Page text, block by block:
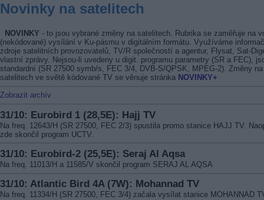
Novinky na satelitech
NOVINKY - to jsou vybrané změny na satelitech. Rubrika se zaměřuje na
(nekódované) vysílání v Ku-pásmu v digitálním formátu. Využíváme
zdroje satelitních provozovatelů, TV/R společností a agentur, Flysat, Sat-
vlastní zprávy. Nejsou-li uvedeny u digit. programu parametry (SR a FEC),
standardní (SR 27500 symb/s, FEC 3/4, DVB-S/QPSK, MPEG-2). Změny na
satelitech ve světě kódované TV se věnuje stránka NOVINKY+
Zobrazit archív
31/10: Eurobird 1 (28,5E): Hajj TV
Na freq. 12643/H (SR 27500, FEC 2/3) spustila promo stanice HAJJ TV.
zde skončil program UCTV.
31/10: Eurobird-2 (25,5E): Seraj Al Aqsa
Na freq. 11013/H a 11585/V skončil program SERAJ AL AQSA
31/10: Atlantic Bird 4A (7W): Mohannad TV
Na freq. 11334/H (SR 27500, FEC 3/4) začala vysílat stanice MOHANNAD